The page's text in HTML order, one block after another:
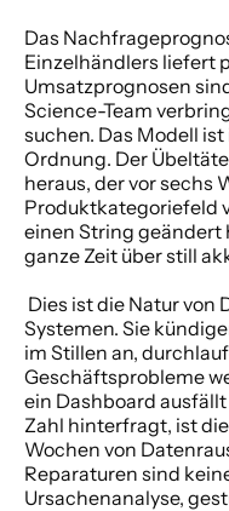
Das
Einzelhändlers liefert
Umsatzprognosen
Science-Team
suchen. Das Modell
Ordnung. Der
heraus, der vor sechs
Produktkategoriefeld
einen String geändert
ganze Zeit über still
Systemen. Sie
im Stillen an,
Geschäftsprobleme
ein Dashboard
Zahl hinterfragt, ist
Wochen von
Reparaturen sind
Ursachenanalyse,